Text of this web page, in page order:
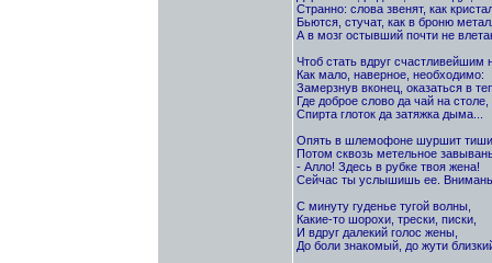
Странно: слова звенят, как
Бьются, стучат, как в броню
А в мозг остывший почти не
Чтоб стать вдруг счастливейшим
Как мало, наверное, необходимо:
Замерзнув вконец, оказаться в
Где доброе слово да чай на столе,
Спирта глоток да затяжка дыма...
Опять в шлемофоне шуршит
Потом сквозь метельное
- Алло! Здесь в рубке твоя жена!
Сейчас ты услышишь ее.
С минуту гуденье тугой волны,
Какие-то шорохи, трески, писки,
И вдруг далекий голос жены,
До боли знакомый, до жути